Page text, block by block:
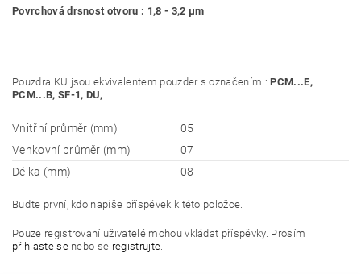
Povrchová drsnost otvoru : 1,8 - 3,2 μm
Pouzdra KU jsou ekvivalentem pouzder s označením :PCM...E,
PCM...B, SF-1, DU,
Vnitřní průměr (mm)
05
Venkovní průměr (mm)
07
Délka (mm)
08
Buďte první, kdo napíše příspěvek k této položce.
Pouze registrovaní uživatelé mohou vkládat příspěvky. Prosím
přihlaste senebo se registrujte.